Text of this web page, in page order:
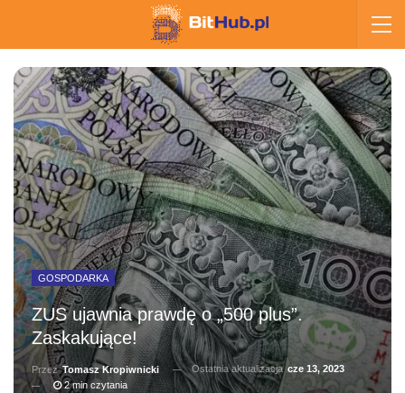
GOSPODARKA
ZUS ujawnia prawdę o „500 plus”.
Zaskakujące!
PrzezTomasz Kropiwnicki Ostatnia aktualizacjacze 13, 2023
2 min czytania